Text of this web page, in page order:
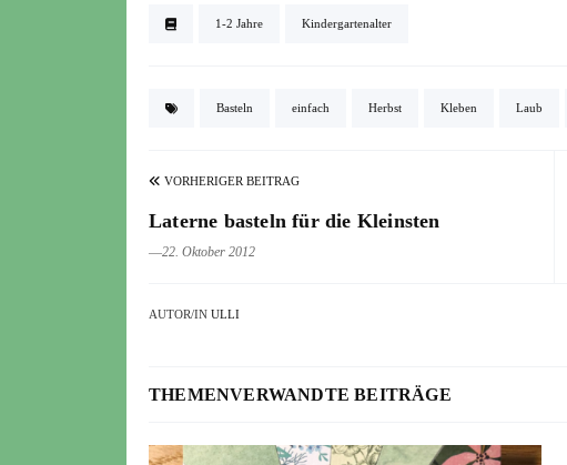
1-2 Jahre Kindergartenalter
Basteln einfach Herbst Kleben Laub
VORHERIGER BEITRAG
Laterne basteln für die Kleinsten
―22. Oktober 2012
AUTOR/IN ULLI
THEMENVERWANDTE BEITRÄGE